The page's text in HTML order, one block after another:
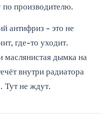
производителю.
антифриз - это не
где-то уходит.
маслянистая дымка на
внутри радиатора
Тут не ждут.